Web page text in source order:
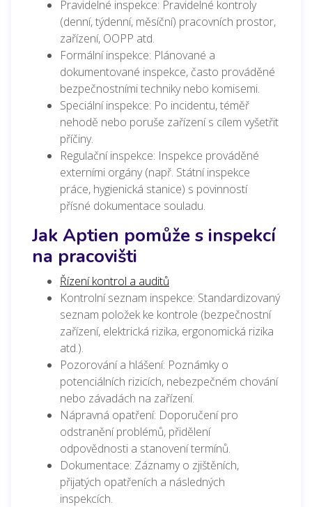
Pravidelné inspekce: Pravidelné kontroly
(denní, týdenní, měsíční) pracovních prostor,
zařízení, OOPP atd.
Formální inspekce: Plánované a
dokumentované inspekce, často prováděné
bezpečnostními techniky nebo komisemi.
Speciální inspekce: Po incidentu, téměř
nehodě nebo poruše zařízení s cílem vyšetřit
příčiny.
Regulační inspekce: Inspekce prováděné
externími orgány (např. Státní inspekce
práce, hygienická stanice) s povinností
přísné dokumentace souladu.
Jak Aptien pomůže s inspekcí
na pracovišti
Řízení kontrol a auditů
Kontrolní seznam inspekce: Standardizovaný
seznam položek ke kontrole (bezpečnostní
zařízení, elektrická rizika, ergonomická rizika
atd.).
Pozorování a hlášení: Poznámky o
potenciálních rizicích, nebezpečném chování
nebo závadách na zařízení.
Nápravná opatření: Doporučení pro
odstranění problémů, přidělení
odpovědnosti a stanovení termínů.
Dokumentace: Záznamy o zjištěních,
přijatých opatřeních a následných
inspekcích.